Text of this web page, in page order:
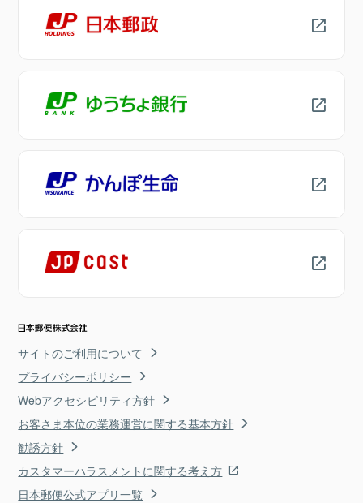
サイトのご利用について
プライバシーポリシー
Webアクセシビリティ方針
お客さま本位の業務運営に関する基本方針
勧誘方針
カスタマーハラスメントに関する考え方
日本郵便公式アプリ一覧